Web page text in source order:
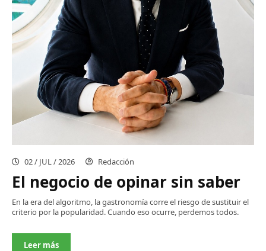
02 / JUL / 2026 Redacción
El negocio de opinar sin saber
En la era del algoritmo, la gastronomía corre el riesgo de sustituir el
criterio por la popularidad. Cuando eso ocurre, perdemos todos.
Leer más